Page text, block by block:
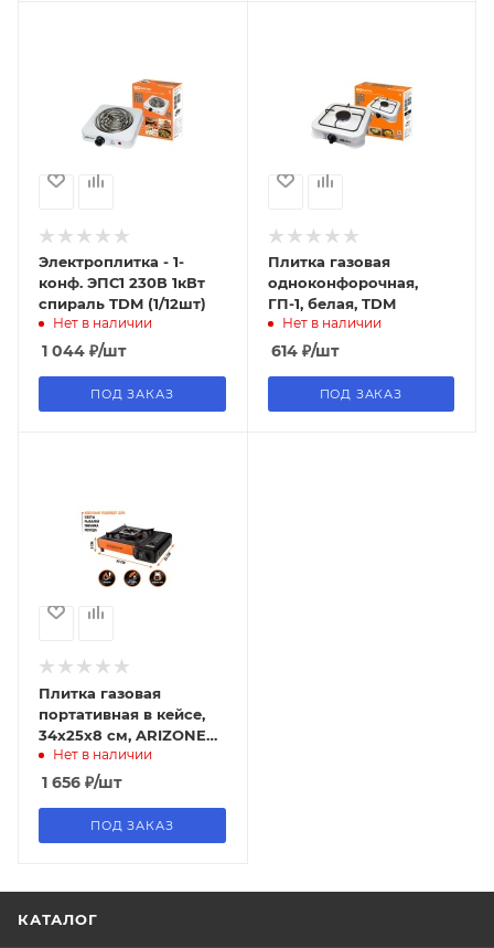
Электроплитка - 1-
конф. ЭПС1 230В 1кВт
спираль TDM (1/12шт)
Нет в наличии
1 044 ₽/шт
ПОД ЗАКАЗ
Плитка газовая
одноконфорочная,
ГП-1, белая, TDM
Нет в наличии
614₽/шт
ПОД ЗАКАЗ
Плитка газовая
портативная в кейсе,
34x25x8 см, ARIZONE
(адаптер на большие
баллоны, инфрак
Нет в наличии
1 656 ₽/шт
ПОД ЗАКАЗ
КАТАЛОГ